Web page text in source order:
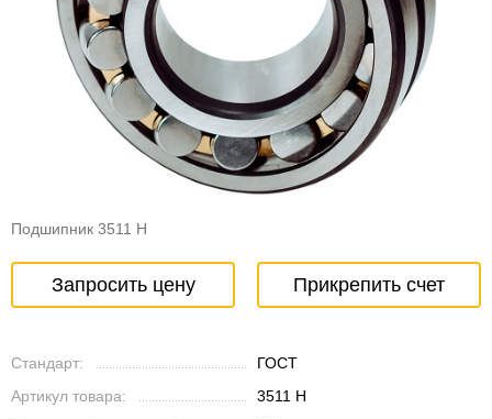
Подшипник 3511 Н
Запросить цену Прикрепить счет
Стандарт:
ГОСТ
Артикул товара:
3511 Н